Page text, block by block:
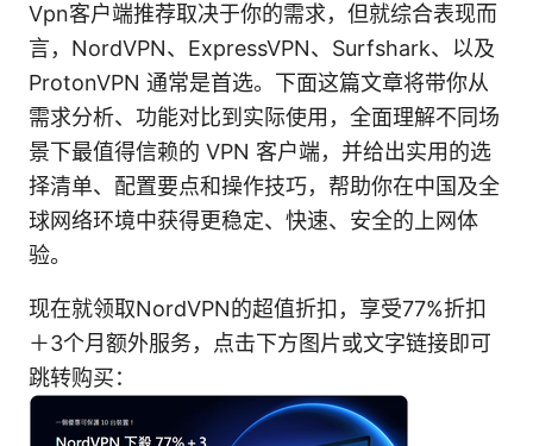
Vpn客户端推荐取决于你的需求，但就综合表现而
言，NordVPN、ExpressVPN、Surfshark、以及
ProtonVPN 通常是首选。下面这篇文章将带你从
需求分析、功能对比到实际使用，全面理解不同场
景下最值得信赖的 VPN 客户端，并给出实用的选
择清单、配置要点和操作技巧，帮助你在中国及全
球网络环境中获得更稳定、快速、安全的上网体
验。
现在就领取NordVPN的超值折扣，享受77%折扣
＋3个月额外服务，点击下方图片或文字链接即可
跳转购买：